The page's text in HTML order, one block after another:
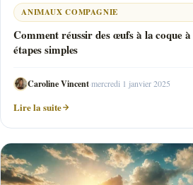
ANIMAUX COMPAGNIE
Comment réussir des œufs à la coque
étapes simples
Caroline Vincent·mercredi 1 janvier 2025
Lire la suite